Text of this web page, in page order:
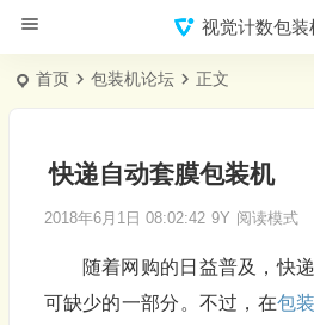
视觉计数包装
首页 包装机论坛 正文
快递自动套膜包装机
2018年6月1日 08:02:42 9Y 阅读模式
随着网购的日益普及，快
可缺少的一部分。不过，在包